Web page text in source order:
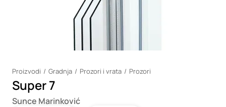
Proizvodi Gradnja Prozori i vrata Prozori
Super 7
Sunce Marinković